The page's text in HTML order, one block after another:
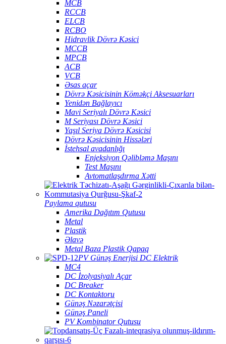
MCB
RCCB
ELCB
RCBO
Hidravlik Dövrə Kəsici
MCCB
MPCB
ACB
VCB
Əsas açar
Dövrə Kəsicisinin Köməkçi Aksesuarları
Yenidən Bağlayıcı
Mavi Seriyalı Dövrə Kəsici
M Seriyası Dövrə Kəsici
Yaşıl Seriya Dövrə Kəsicisi
Dövrə Kəsicisinin Hissələri
İstehsal avadanlığı
Enjeksiyon Qəlibləmə Maşını
Test Maşını
Avtomatlaşdırma Xətti
Paylama qutusu
Amerika Dağıtım Qutusu
Metal
Plastik
Əlavə
Metal Baza Plastik Qapaq
PV Günəş Enerjisi DC Elektrik
MC4
DC İzolyasiyalı Açar
DC Breaker
DC Kontaktoru
Günəş Nəzarətçisi
Günəş Paneli
PV Kombinator Qutusu